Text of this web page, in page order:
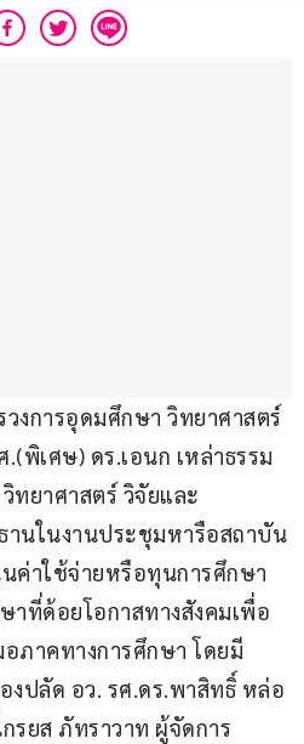
งการอุดมศึกษา วิทยาศาสตร์
พิเศษ) ดร.เอนก เหล่าธรรม
ทยาศาสตร์ วิจัยและ
านในงานประชุมหารือสถาบัน
ค่าใช้จ่ายหรือทุนการศึกษา
ที่ด้อยโอกาสทางสังคมเพื่อ
อภาคทางการศึกษา โดยมี
ปลัด อว. รศ.ดร.พาสิทธิ์ หล่อ
รยส ภัทราวาท ผู้จัดการ